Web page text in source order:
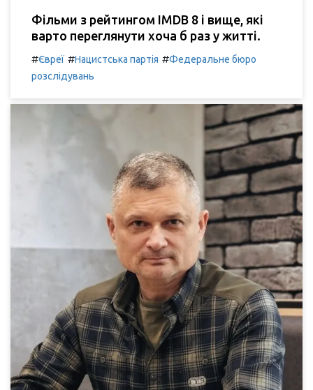
Фільми з рейтингом IMDB 8 і вище, які
варто переглянути хоча б раз у житті.
#Євреї #Нацистська партія #Федеральне бюро
розслідувань